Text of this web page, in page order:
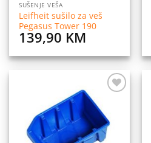
SUŠENJE VEŠA
Leifheit sušilo za veš
Pegasus Tower 190
139,90 KM
listu
želja